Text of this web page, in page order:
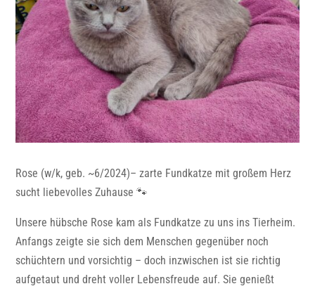
Rose (w/k, geb. ~6/2024)– zarte Fundkatze mit großem Herz
sucht liebevolles Zuhause 🐾
Unsere hübsche Rose kam als Fundkatze zu uns ins Tierheim.
Anfangs zeigte sie sich dem Menschen gegenüber noch
schüchtern und vorsichtig – doch inzwischen ist sie richtig
aufgetaut und dreht voller Lebensfreude auf. Sie genießt